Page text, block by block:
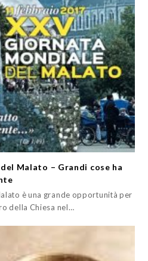
Malato – Grandi cose ha
è una grande opportunità per
della Chiesa nel…